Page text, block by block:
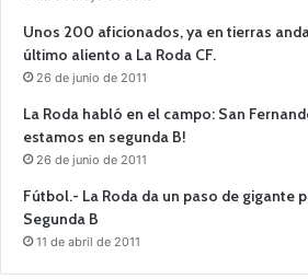
Unos 200 aficionados, ya en tierras
último aliento a La Roda CF.
26 de junio de 2011
La Roda habló en el campo: San
estamos en segunda B!
26 de junio de 2011
Fútbol.- La Roda da un paso de gigante
Segunda B
11 de abril de 2011